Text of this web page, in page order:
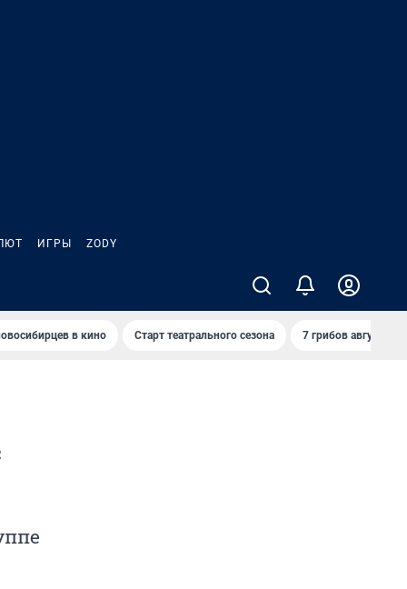
ИГРЫ ZODY
в кино Старт театрального сезона 7 грибов августа